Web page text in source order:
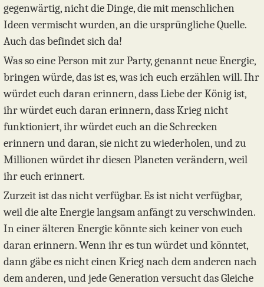
gegenwärtig, nicht die Dinge, die mit menschlichen
Ideen vermischt wurden, an die ursprüngliche Quelle.
Auch das befindet sich da!
Was so eine Person mit zur Party, genannt neue Energie,
bringen würde, das ist es, was ich euch erzählen will. Ihr
würdet euch daran erinnern, dass Liebe der König ist,
ihr würdet euch daran erinnern, dass Krieg nicht
funktioniert, ihr würdet euch an die Schrecken
erinnern und daran, sie nicht zu wiederholen, und zu
Millionen würdet ihr diesen Planeten verändern, weil
ihr euch erinnert.
Zurzeit ist das nicht verfügbar. Es ist nicht verfügbar,
weil die alte Energie langsam anfängt zu verschwinden.
In einer älteren Energie könnte sich keiner von euch
daran erinnern. Wenn ihr es tun würdet und könntet,
dann gäbe es nicht einen Krieg nach dem anderen nach
dem anderen, und jede Generation versucht das Gleiche